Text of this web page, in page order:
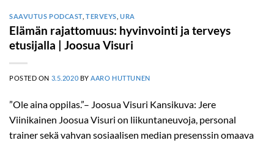
SAAVUTUS PODCAST,TERVEYS ,URA
Elämän rajattomuus: hyvinvointi ja terveys
etusijalla | Joosua Visuri
POSTED ON 3.5.2020 BYAARO HUTTUNEN
”Ole aina oppilas.”– Joosua Visuri Kansikuva: Jere
Viinikainen Joosua Visuri on liikuntaneuvoja, personal
trainer sekä vahvan sosiaalisen median presenssin omaava